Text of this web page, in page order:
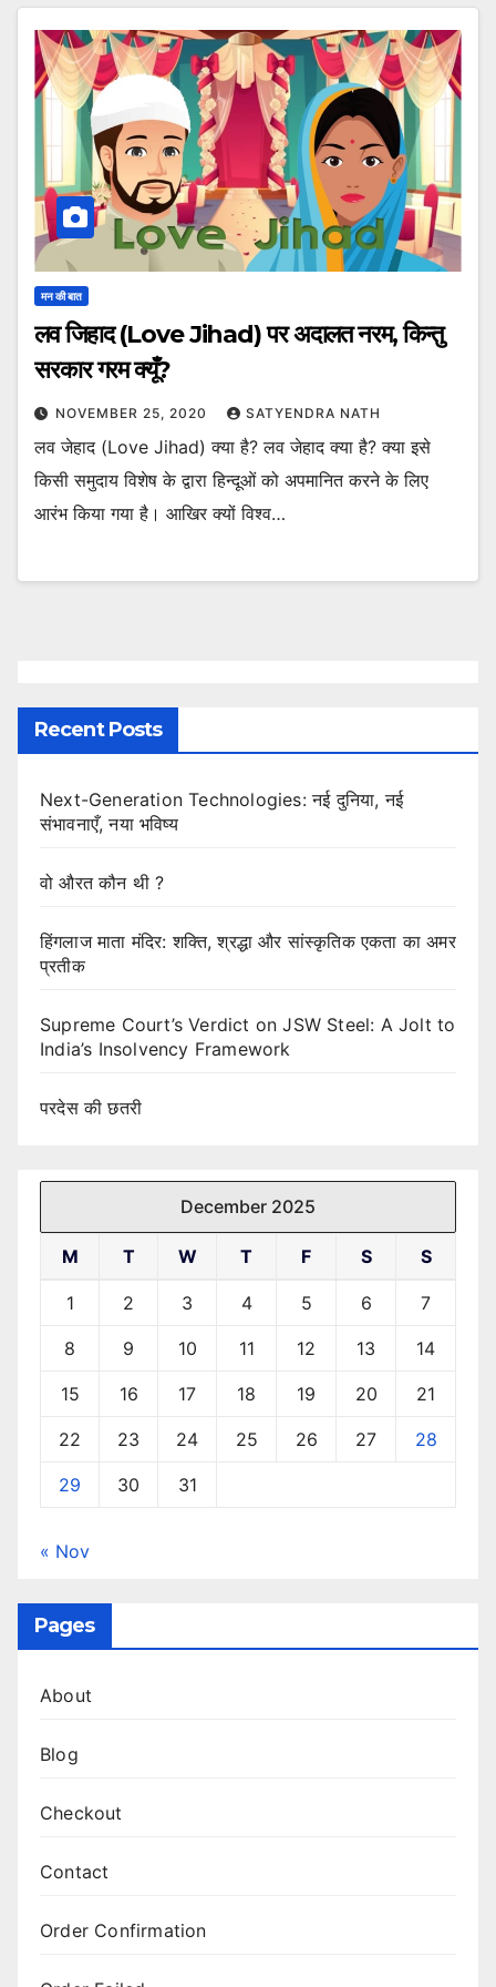
मन की बात
लव जिहाद (Love Jihad) पर अदालत नरम, किन्तु
सरकार गरम क्यूँ?
NOVEMBER 25, 2020 SATYENDRA NATH
लव जेहाद (Love Jihad) क्या है? लव जेहाद क्या है? क्या इसे
किसी समुदाय विशेष के द्वारा हिन्दूओं को अपमानित करने के लिए
आरंभ किया गया है। आखिर क्यों विश्व…
Recent Posts
Next-Generation Technologies: नई दुनिया, नई
संभावनाएँ, नया भविष्य
वो औरत कौन थी ?
हिंगलाज माता मंदिर: शक्ति, श्रद्धा और सांस्कृतिक एकता का अमर
प्रतीक
Supreme Court’s Verdict on JSW Steel: A Jolt to
India’s Insolvency Framework
परदेस की छतरी
December 2025
M T W T F S S
1 2 3 4 5 6 7
8 9 10 11 12 13 14
15 16 17 18 19 20 21
22 23 24 25 26 27 28
29 30 31
« Nov
Pages
About
Blog
Checkout
Contact
Order Confirmation